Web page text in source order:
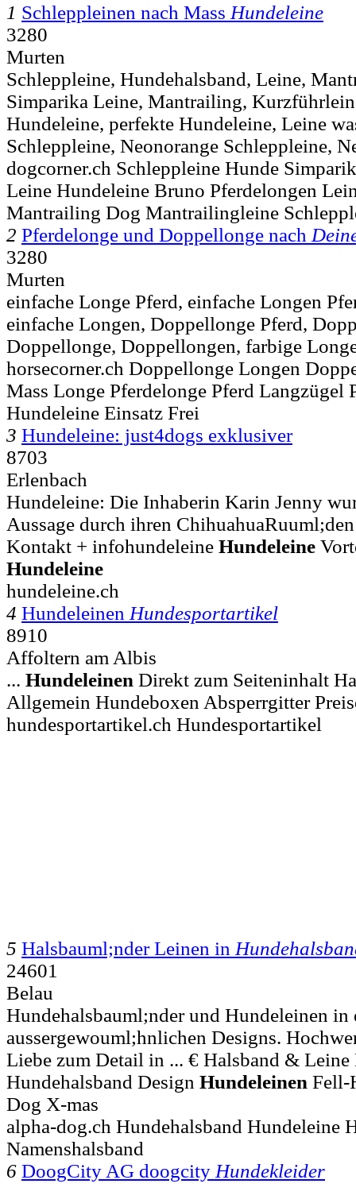
1 Schleppleinen nach Mass Hundeleine
3280
Murten
Schleppleine, Hundehalsband, Leine,
Simparika Leine, Mantrailing,
Hundeleine, perfekte Hundeleine, Leine
Schleppleine, Neonorange Schleppleine,
dogcorner.ch Schleppleine Hunde
Leine Hundeleine Bruno Pferdelongen
Mantrailing Dog Mantrailingleine
2 Pferdelonge und Doppellonge nach
3280
Murten
einfache Longe Pferd, einfache Longen
einfache Longen, Doppellonge Pferd,
Doppellonge, Doppellongen, farbige
horsecorner.ch Doppellonge Longen
Mass Longe Pferdelonge Pferd Langzügel
Hundeleine Einsatz Frei
3 Hundeleine: just4dogs exklusiver
8703
Erlenbach
Hundeleine: Die Inhaberin Karin Jenny
Aussage durch ihren
Kontakt + infohundeleine Hundeleine
Hundeleine
hundeleine.ch
4 Hundeleinen Hundesportartikel
8910
Affoltern am Albis
... Hundeleinen Direkt zum Seiteninhalt
Allgemein Hundeboxen Absperrgitter
hundesportartikel.ch Hundesportartikel
5 Halsbauml;nder Leinen in
24601
Belau
Hundehalsbauml;nder und Hundeleinen
aussergewouml;hnlichen Designs.
Liebe zum Detail in ... € Halsband & Leine
Hundehalsband Design Hundeleinen Fell-
Dog X-mas
alpha-dog.ch Hundehalsband Hundeleine
Namenshalsband
6 DoogCity AG doogcity Hundekleider